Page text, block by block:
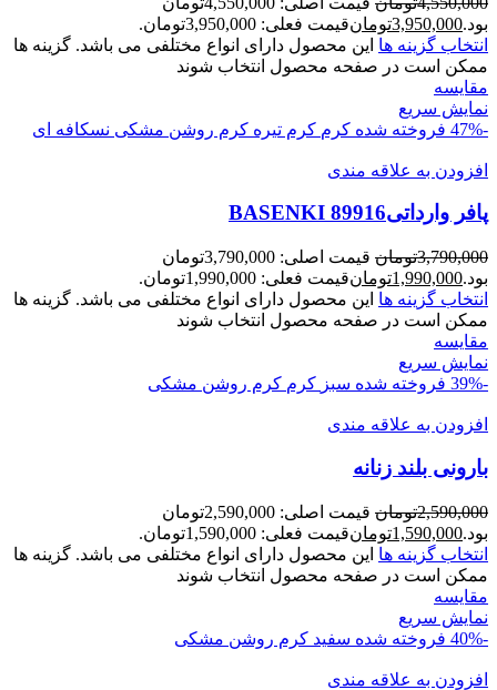
بود.3,950,000تومانقیمت فعلی: 3,950,000تومان.
انتخاب گزینه ها این محصول دارای انواع مختلفی می باشد. گزینه ها
ممکن است در صفحه محصول انتخاب شوند
مقايسه
نمایش سریع
-47%
فروخته شده کرم کرم تیره کرم روشن مشکی نسکافه ای
افزودن به علاقه مندی
پافر وارداتیBASENKI 89916
3,790,000تومان
قیمت اصلی: 3,790,000تومان
بود.1,990,000تومانقیمت فعلی: 1,990,000تومان.
انتخاب گزینه ها این محصول دارای انواع مختلفی می باشد. گزینه ها
ممکن است در صفحه محصول انتخاب شوند
مقايسه
نمایش سریع
-39%
فروخته شده سبز کرم کرم روشن مشکی
افزودن به علاقه مندی
بارونی بلند زنانه
2,590,000تومان
قیمت اصلی: 2,590,000تومان
بود.1,590,000تومانقیمت فعلی: 1,590,000تومان.
انتخاب گزینه ها این محصول دارای انواع مختلفی می باشد. گزینه ها
ممکن است در صفحه محصول انتخاب شوند
مقايسه
نمایش سریع
-40%
فروخته شده سفید کرم روشن مشکی
افزودن به علاقه مندی